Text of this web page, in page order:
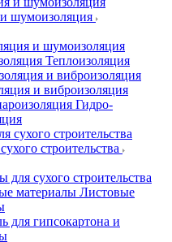
шумоизоляция
и шумоизоляция
Теплоизоляция
и виброизоляция
Гидро-
строительства
для сухого строительства
Листовые